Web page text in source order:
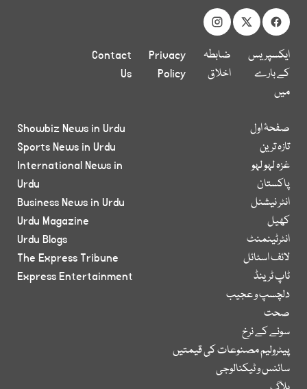
ایکسپریس
کے بارے
میں
ضابطہ
اخلاق
Privacy
Policy
Contact
Us
صفحۂ اول
تازہ ترین
غزہ لہو لہو
پاکستان
انٹر نیشنل
کھیل
انٹرٹینمنٹ
لائف اسٹائل
ٹاپ ٹرینڈ
دلچسپ و عجیب
صحت
سونے کے نرخ
پیٹرولیم مصنوعات کی قیمتیں
سائنس و ٹیکنالوجی
Showbiz News in Urdu
Sports News in Urdu
International News in
Urdu
Business News in Urdu
Urdu Magazine
Urdu Blogs
The Express Tribune
Express Entertainment